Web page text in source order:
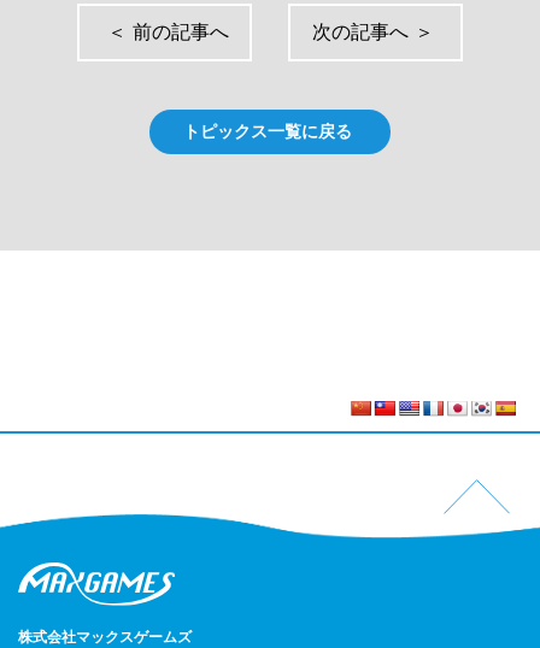
＜ 前の記事へ 次の記事へ ＞
トピックス一覧に戻る
株式会社マックスゲームズ